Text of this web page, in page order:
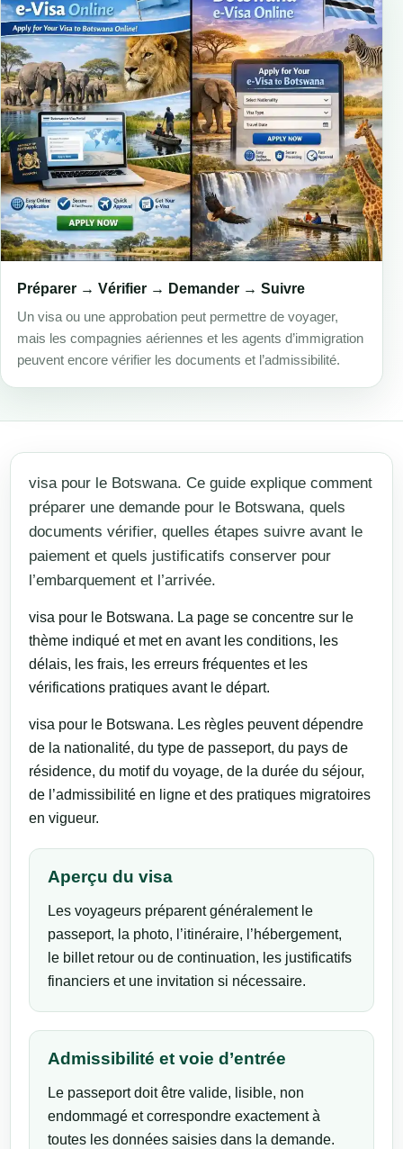
Préparer → Vérifier → Demander → Suivre
Un visa ou une approbation peut permettre de voyager,
mais les compagnies aériennes et les agents d’immigration
peuvent encore vérifier les documents et l’admissibilité.
visa pour le Botswana. Ce guide explique comment
préparer une demande pour le Botswana, quels
documents vérifier, quelles étapes suivre avant le
paiement et quels justificatifs conserver pour
l’embarquement et l’arrivée.
visa pour le Botswana. La page se concentre sur le
thème indiqué et met en avant les conditions, les
délais, les frais, les erreurs fréquentes et les
vérifications pratiques avant le départ.
visa pour le Botswana. Les règles peuvent dépendre
de la nationalité, du type de passeport, du pays de
résidence, du motif du voyage, de la durée du séjour,
de l’admissibilité en ligne et des pratiques migratoires
en vigueur.
Aperçu du visa
Les voyageurs préparent généralement le
passeport, la photo, l’itinéraire, l’hébergement,
le billet retour ou de continuation, les justificatifs
financiers et une invitation si nécessaire.
Admissibilité et voie d’entrée
Le passeport doit être valide, lisible, non
endommagé et correspondre exactement à
toutes les données saisies dans la demande.